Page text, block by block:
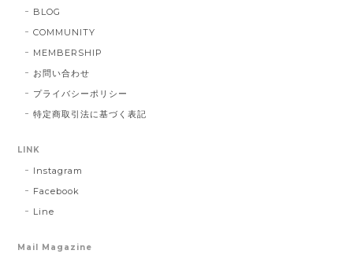
BLOG
COMMUNITY
MEMBERSHIP
お問い合わせ
プライバシーポリシー
特定商取引法に基づく表記
LINK
Instagram
Facebook
Line
Mail Magazine